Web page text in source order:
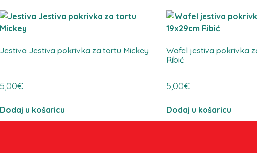
Jestiva Jestiva pokrivka za tortu Mickey
5,00€
Dodaj u košaricu
Wafel jestiva pokrivka
Ribić
5,00€
Dodaj u košaricu